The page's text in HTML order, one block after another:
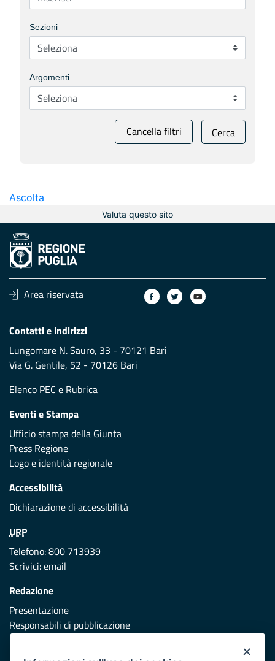
Sezioni
Argomenti
Cancella filtri Cerca
Ascolta
Valuta questo sito
Area riservata
Contatti e indirizzi
Lungomare N. Sauro, 33 - 70121 Bari
Via G. Gentile, 52 - 70126 Bari
Elenco PEC e Rubrica
Eventi e Stampa
Ufficio stampa della Giunta
Press Regione
Logo e identità regionale
Accessibilità
Dichiarazione di accessibilità
URP
Telefono: 800 713939
Scrivici:email
Redazione
Presentazione
Responsabili di pubblicazione
×